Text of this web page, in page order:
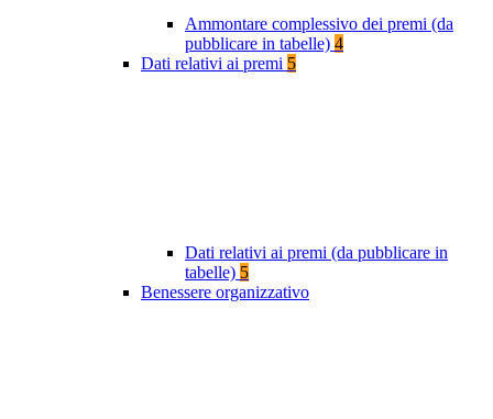
Ammontare complessivo dei premi (da
pubblicare in tabelle) 4
Dati relativi ai premi 5
Dati relativi ai premi (da pubblicare in
tabelle) 5
Benessere organizzativo